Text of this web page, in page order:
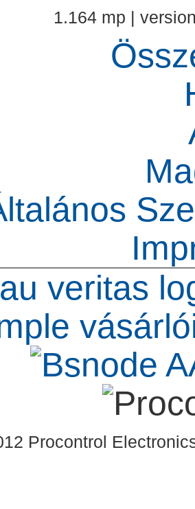
1.164 mp |
Procontrol